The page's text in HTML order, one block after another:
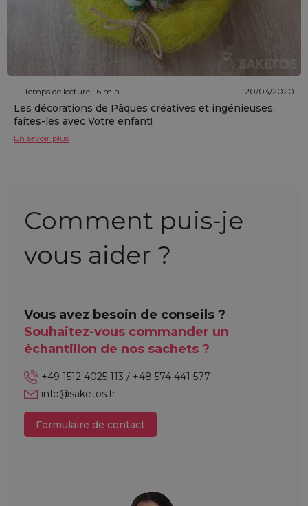
Temps de lecture : 6 min 20/03/2020
Les décorations de Pâques créatives et ingénieuses,
faites-les avec Votre enfant!
En savoir plus
Comment puis-je
vous aider ?
Vous avez besoin de conseils ?
Souhaitez-vous commander un
échantillon de nos sachets ?
+49 1512 4025 113 / +48 574 441 577
info@saketos.fr
Formulaire de contact